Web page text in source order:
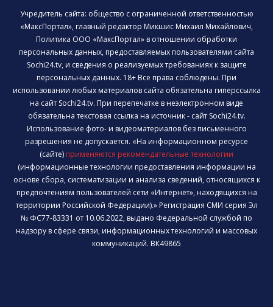
Учредитель сайта: общество с ограниченной ответственностью
«МаксПортал», главный редактор Микшис Михаил Михайлович,
Политика ООО «МаксПортал» в отношении обработки
персональных данных, предоставляемых пользователями сайта
Sochi24.tv, и сведения о реализуемых требованиях к защите
персональных данных. 18+ Все права соблюдены. При
использовании любых материалов сайта обязательна гиперссылка
на сайт Sochi24.tv. При перепечатке в неэлектронном виде
обязательна текстовая ссылка на источник - сайт Sochi24.tv.
Использование фото- и видеоматериалов без письменного
разрешения не допускается. «На информационном ресурсе
(сайте) применяются рекомендательные технологии
(информационные технологии предоставления информации на
основе сбора, систематизации и анализа сведений, относящихся к
предпочтениям пользователей сети «Интернет», находящихся на
территории Российской Федерации).» Регистрация СМИ серия Эл
№ ФС77-83331 от 10.06.2022, выдано Федеральной службой по
надзору в сфере связи, информационных технологий и массовых
коммуникаций. ВК49865